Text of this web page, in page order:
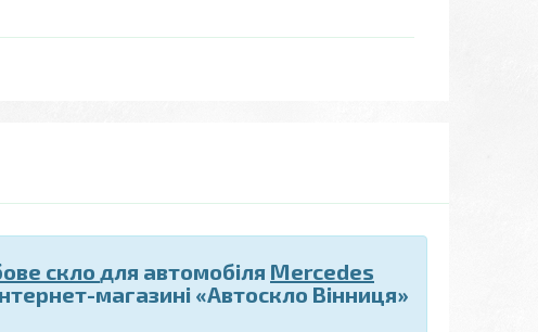
скло для автомобіля Mercedes
магазині «Автоскло Вінниця»